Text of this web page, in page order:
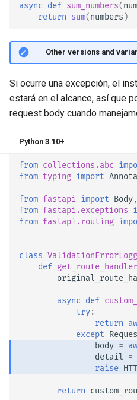
async def sum_numbers(
return sum(numbers )
🤓 Other versions and
Si ocurre una excepción, el
estará en el alcance, así que
request body cuando
Python 3.10+
from collections.abc
from typing import
from fastapi import Body,
from fastapi.exceptions
from fastapi.routing
class
def get_route_handler
async def
try:
return
except
body =
detail =
raise
return